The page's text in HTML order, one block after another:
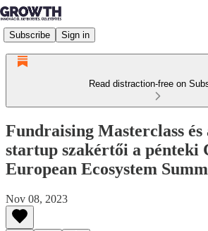
Subscribe Sign in
Read distraction-free on
Fundraising Masterclass és
startup szakértői a pénteki
European Ecosystem
Nov 08, 2023